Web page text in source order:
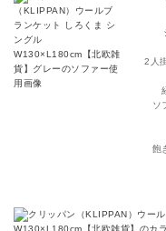
2人
ソ
飽